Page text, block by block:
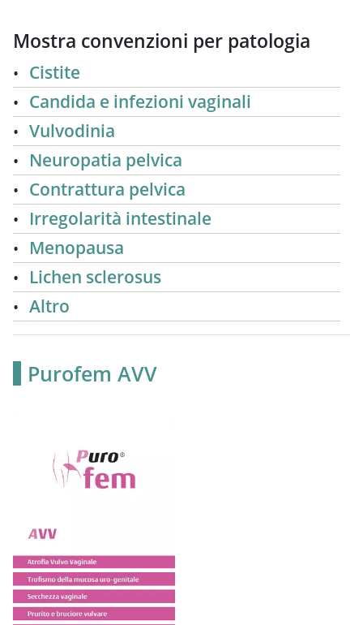
Mostra convenzioni per patologia
Cistite
Candida e infezioni vaginali
Vulvodinia
Neuropatia pelvica
Contrattura pelvica
Irregolarità intestinale
Menopausa
Lichen sclerosus
Altro
Purofem AVV